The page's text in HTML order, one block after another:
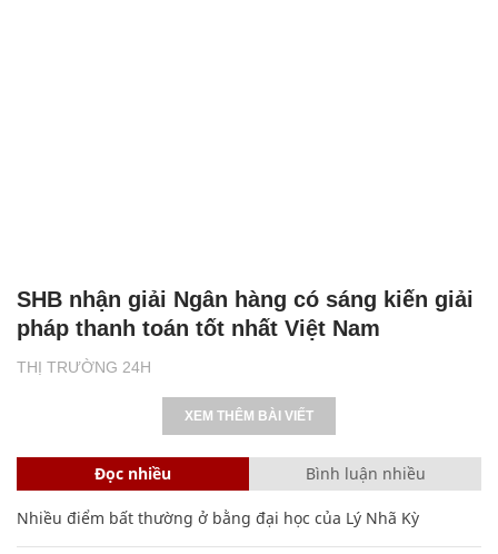
THỊ TRƯỜNG 24H
SHB nhận giải Ngân hàng có sáng kiến giải
pháp thanh toán tốt nhất Việt Nam
XEM THÊM BÀI VIẾT
Đọc nhiều Bình luận nhiều
Nhiều điểm bất thường ở bằng đại học của Lý Nhã Kỳ